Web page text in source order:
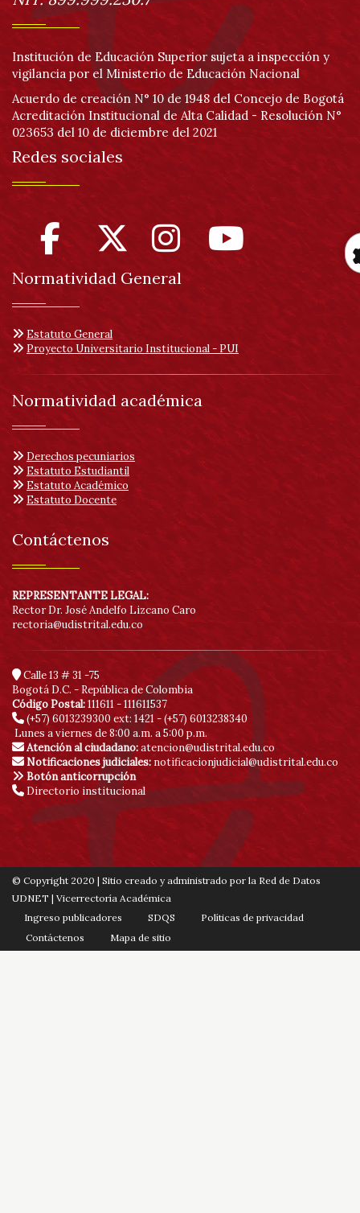
Institución de Educación Superior sujeta a inspección y
vigilancia por el Ministerio de Educación Nacional
Acuerdo de creación N° 10 de 1948 del Concejo de Bogotá
Acreditación Institucional de Alta Calidad - Resolución N°
023653 del 10 de diciembre del 2021
Redes sociales
Normatividad General
Estatuto General
Proyecto Universitario Institucional - PUI
Normatividad académica
Derechos pecuniarios
Estatuto Estudiantil
Estatuto Académico
Estatuto Docente
Contáctenos
REPRESENTANTE LEGAL:
Rector Dr. José Andelfo Lizcano Caro
rectoria@udistrital.edu.co
Calle 13 # 31 -75
Bogotá D.C. - República de Colombia
Código Postal:111611 - 111611537
(+57) 6013239300 ext: 1421 - (+57) 6013238340
Lunes a viernes de 8:00 a.m. a 5:00 p.m.
Atención al ciudadano:atencion@udistrital.edu.co
Notificaciones judiciales: notificacionjudicial@udistrital.edu.co
Botón anticorrupción
Directorio institucional
© Copyright 2020 | Sitio creado y administrado por la Red de Datos
UDNET | Vicerrectoría Académica
Ingreso publicadores
SDQS
Políticas de privacidad
Contáctenos
Mapa de sitio